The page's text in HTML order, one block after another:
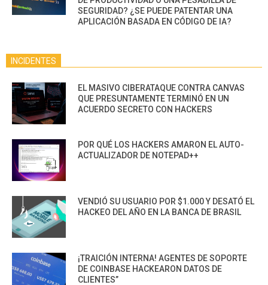
SEGURIDAD? ¿SE PUEDE PATENTAR UNA
APLICACIÓN BASADA EN CÓDIGO DE IA?
INCIDENTES
EL MASIVO CIBERATAQUE CONTRA CANVAS
QUE PRESUNTAMENTE TERMINÓ EN UN
ACUERDO SECRETO CON HACKERS
POR QUÉ LOS HACKERS AMARON EL AUTO-
ACTUALIZADOR DE NOTEPAD++
VENDIÓ SU USUARIO POR $1.000 Y DESATÓ EL
HACKEO DEL AÑO EN LA BANCA DE BRASIL
¡TRAICIÓN INTERNA! AGENTES DE SOPORTE
DE COINBASE HACKEARON DATOS DE
CLIENTES”